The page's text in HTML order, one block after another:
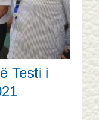
Testi i